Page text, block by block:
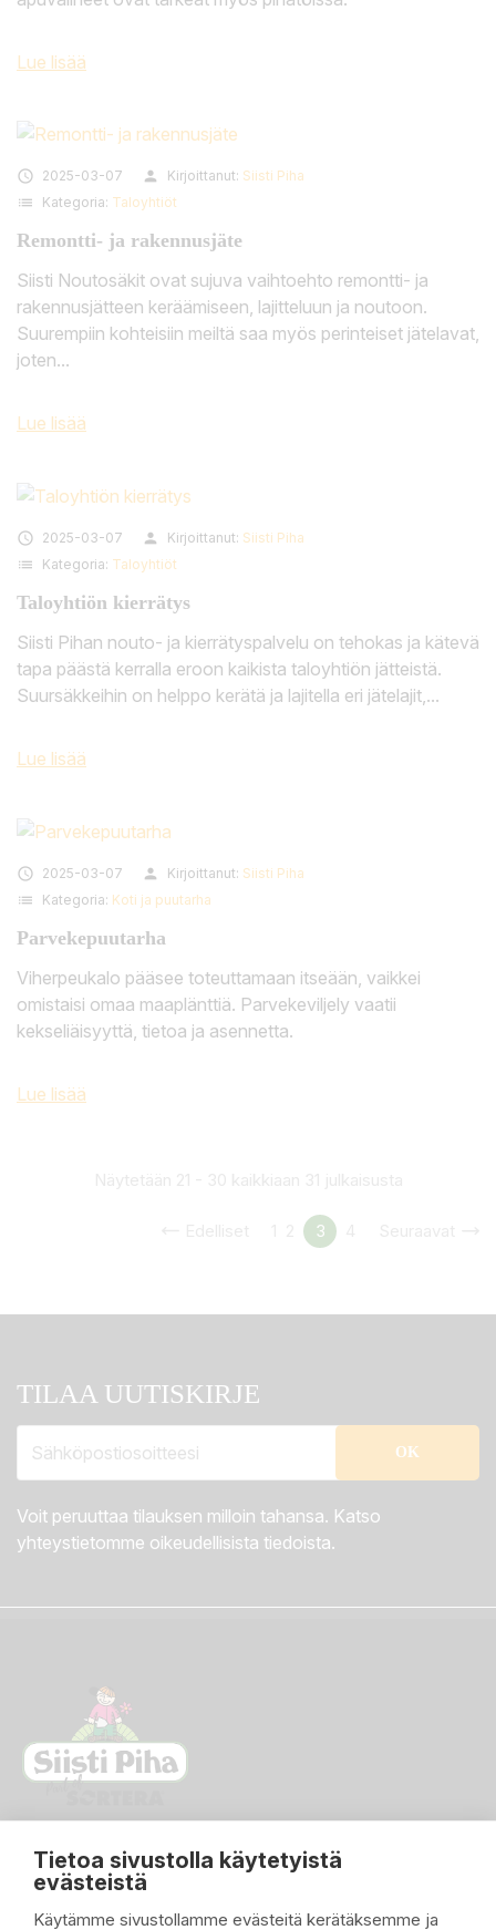
Tietoa sivustolla käytetyistä
evästeistä
Käytämme sivustollamme evästeitä kerätäksemme ja
Lue lisää
 2025-03-07 person Kirjoittanut: Siisti Piha
list Kategoria: Taloyhtiöt
Remontti- ja rakennusjäte
Siisti Noutosäkit ovat sujuva vaihtoehto remontti- ja
rakennusjätteen keräämiseen, lajitteluun ja noutoon.
Suurempiin kohteisiin meiltä saa myös perinteiset jätelavat,
joten...
Lue lisää
 2025-03-07 person Kirjoittanut: Siisti Piha
list Kategoria: Taloyhtiöt
Taloyhtiön kierrätys
Siisti Pihan nouto- ja kierrätyspalvelu on tehokas ja kätevä
tapa päästä kerralla eroon kaikista taloyhtiön jätteistä.
Suursäkkeihin on helppo kerätä ja lajitella eri jätelajit,...
Lue lisää
 2025-03-07 person Kirjoittanut: Siisti Piha
list Kategoria: Koti ja puutarha
Parvekepuutarha
Viherpeukalo pääsee toteuttamaan itseään, vaikkei
omistaisi omaa maaplänttiä. Parvekeviljely vaatii
kekseliäisyyttä, tietoa ja asennetta.
Lue lisää
3
TILAA UUTISKIRJE
Voit peruuttaa tilauksen milloin tahansa. Katso
yhteystietomme oikeudellisista tiedoista.